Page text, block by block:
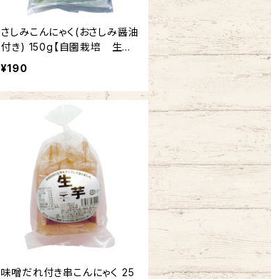
さしみこんにゃく(おさしみ醤油
付き) 150g【自園栽培 生芋
こんにゃく】
¥190
味噌だれ付き串こんにゃく 25